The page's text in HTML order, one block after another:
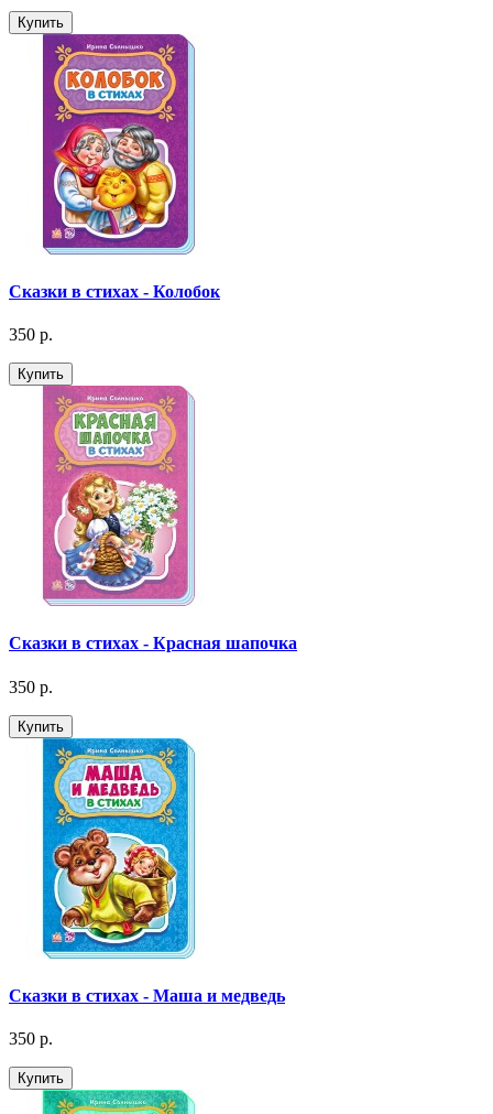
Купить
Сказки в стихах - Колобок
350 р.
Купить
Сказки в стихах - Красная шапочка
350 р.
Купить
Сказки в стихах - Маша и медведь
350 р.
Купить